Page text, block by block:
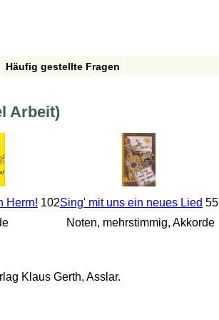
Häufig gestellte Fragen
Arbeit)
Herrn! 102Sing' mit uns ein neues Lied 55
Noten, mehrstimmig, Akkorde
Klaus Gerth, Asslar.